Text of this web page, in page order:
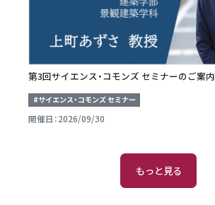
第3回サイエンス・コモンズ セミナーのご案内
#サイエンス・コモンズ セミナー
開催日：2026/09/30
もっと見る